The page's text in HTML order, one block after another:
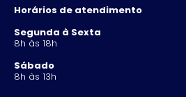
Horários de atendimento
Segunda à Sexta
8h às 18h
Sábado
8h às 13h